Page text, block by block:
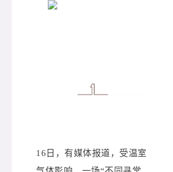
16日，有媒体报道，受温室